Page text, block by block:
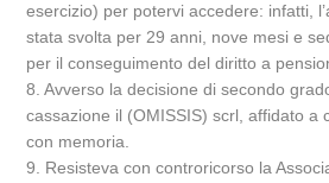
esercizio) per potervi accedere: infatti,
stata svolta per 29 anni, nove mesi e
per il conseguimento del diritto a
8. Avverso la decisione di secondo
cassazione il (OMISSIS) scrl, affidato a
con memoria.
9. Resisteva con controricorso la